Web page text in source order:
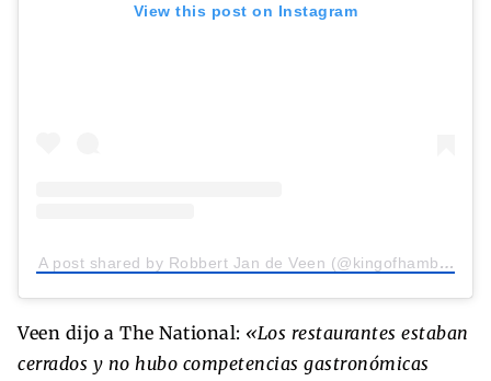
View this post on Instagram
A post shared by Robbert Jan de Veen (@kingofhamburgers)
Veen dijo a The National: «Los restaurantes estaban
cerrados y no hubo competencias gastronómicas